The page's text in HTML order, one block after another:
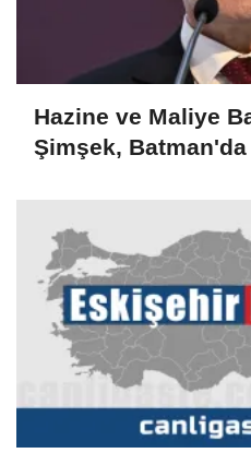
Hazine ve Maliye
Şimşek, Batman'da